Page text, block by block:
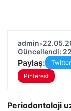
admin•
Güncellendi:
Paylaş: Twitter
Pinterest
Periodontoloji